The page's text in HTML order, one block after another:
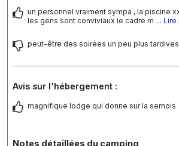
un personnel vraiment sympa , la piscine
les gens sont conviviaux le cadre m ...
peut-être des soirées un peu plus
Avis sur l'hébergement :
magnifique lodge qui donne sur la semois
Notes détaillées du camping